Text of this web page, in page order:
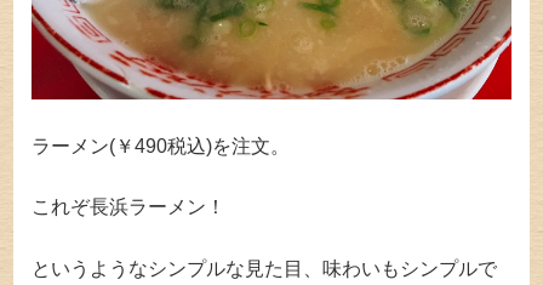
ラーメン(￥490税込)を注文。
これぞ長浜ラーメン！
というようなシンプルな見た目、味わいもシンプルで